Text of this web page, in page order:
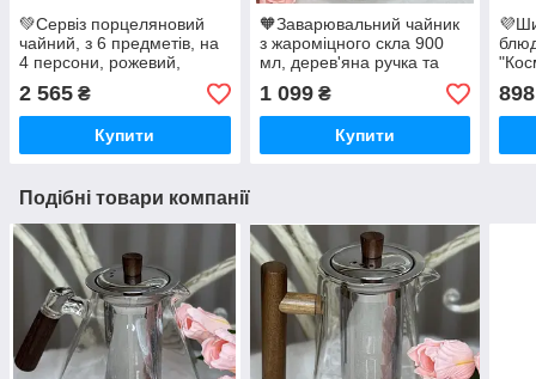
💚Сервіз порцеляновий
чайний, з 6 предметів, на
4 персони, рожевий,
стильний, на підносі
2 565 ₴
Купити
🧡Заварювальний чайник
з жароміцного скла 900
мл, дерев'яна ручка та
кришка, Прозорий
1 099₴
Купити
898
Подібні товари компанії